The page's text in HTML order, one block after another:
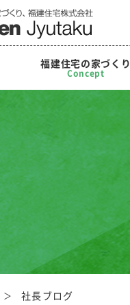
福建住宅の家づくり
Concept
社長ブログ